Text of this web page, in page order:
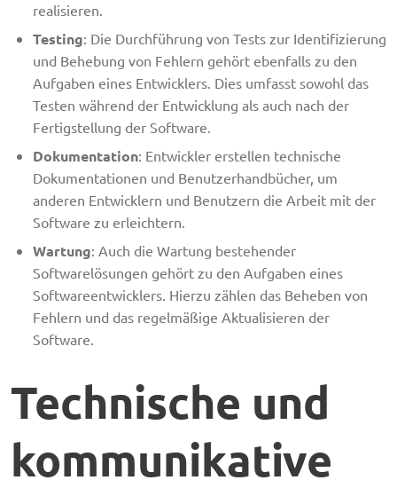
realisieren.
Testing: Die Durchführung von Tests zur Identifizierung
und Behebung von Fehlern gehört ebenfalls zu den
Aufgaben eines Entwicklers. Dies umfasst sowohl das
Testen während der Entwicklung als auch nach der
Fertigstellung der Software.
Dokumentation: Entwickler erstellen technische
Dokumentationen und Benutzerhandbücher, um
anderen Entwicklern und Benutzern die Arbeit mit der
Software zu erleichtern.
Wartung: Auch die Wartung bestehender
Softwarelösungen gehört zu den Aufgaben eines
Softwareentwicklers. Hierzu zählen das Beheben von
Fehlern und das regelmäßige Aktualisieren der
Software.
Technische und
kommunikative